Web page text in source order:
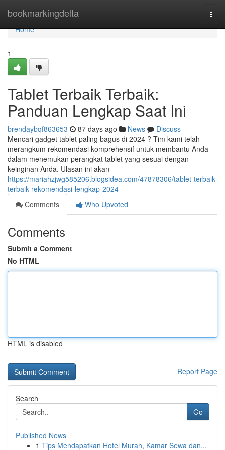
bookmarkingdelta
Home
Home
1
Tablet Terbaik Terbaik:
Panduan Lengkap Saat Ini
brendaybqf863653 87 days ago News
Discuss
Mencari gadget tablet paling bagus di 2024 ? Tim kami telah
merangkum rekomendasi komprehensif untuk membantu Anda
dalam menemukan perangkat tablet yang sesuai dengan
keinginan Anda. Ulasan ini akan
https://mariahzjwg585206.blogsidea.com/47878306/tablet-terbaik-
terbaik-rekomendasi-lengkap-2024
Comments
Who Upvoted
Comments
Submit a Comment
No HTML
HTML is disabled
Report Page
Search
Go
Published News
1 Tips Mendapatkan Hotel Murah, Kamar Sewa dan...